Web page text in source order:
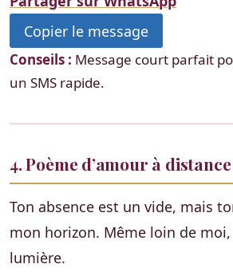
Copier le message
Conseils : Message court parfait
un SMS rapide.
4. Poème d’amour à
Ton absence est un vide, mais
mon horizon. Même loin de
lumière.